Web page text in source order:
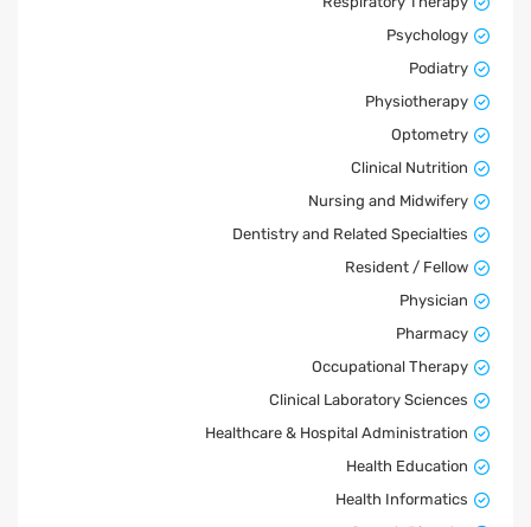
Psychology
Podiatry
Physiotherapy
Optometry
Clinical Nutrition
Nursing and Midwifery
Dentistry and Related Specialties
Resident / Fellow
Physician
Pharmacy
Occupational Therapy
Clinical Laboratory Sciences
Healthcare & Hospital Administration
Health Education
Health Informatics